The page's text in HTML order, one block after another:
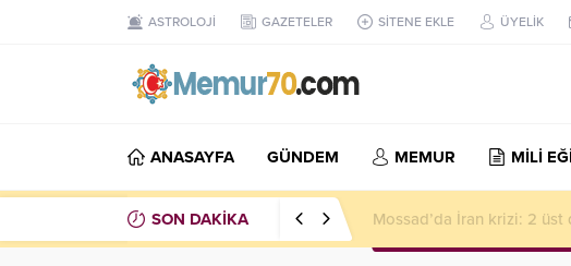
ASTROLOJİ GAZETELER SİTENE EKLE ÜYELİK
ANASAYFA GÜNDEM MEMUR MİLİ
SON DAKİKA Mossad’da İran krizi: 2 üst